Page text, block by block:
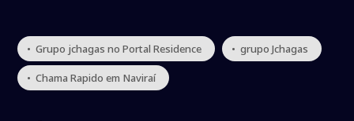
• Grupo jchagas no Portal Residence • grupo Jchagas
• Chama Rapido em Naviraí